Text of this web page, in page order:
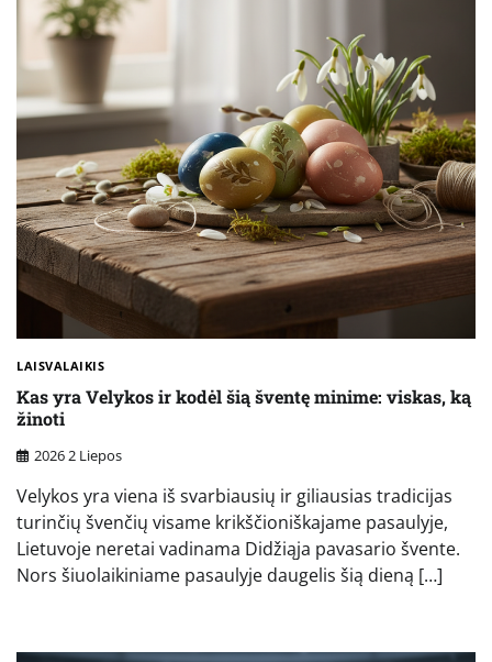
LAISVALAIKIS
Kas yra Velykos ir kodėl šią šventę minime: viskas, ką
žinoti
2026 2 Liepos
Velykos yra viena iš svarbiausių ir giliausias tradicijas
turinčių švenčių visame krikščioniškajame pasaulyje,
Lietuvoje neretai vadinama Didžiąja pavasario švente.
Nors šiuolaikiniame pasaulyje daugelis šią dieną […]